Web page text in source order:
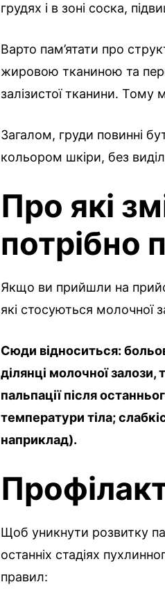
грудях і в зоні соска,
Варто пам’ятати про
жировою тканиною та
залізистої тканини.
Загалом, груди повинні
кольором шкіри, без
Про які
потрібно
Якщо ви прийшли на
які стосуються молочної
Сюди відноситься:
ділянці молочної залози,
пальпації після
температури тіла;
наприклад).
Щоб уникнути розвитку
останніх стадіях
правил: